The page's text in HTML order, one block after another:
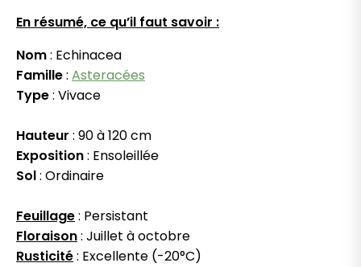
En résumé, ce qu’il faut savoir :
Nom: Echinacea
Famille: Asteracées
Type: Vivace
Hauteur : 90 à 120 cm
Exposition: Ensoleillée
Sol: Ordinaire
Feuillage: Persistant
Floraison: Juillet à octobre
Rusticité: Excellente (-20°C)